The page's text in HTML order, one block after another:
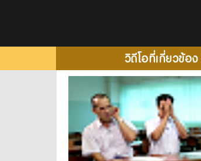
วิดีโอที่เกี่ยวข้อง